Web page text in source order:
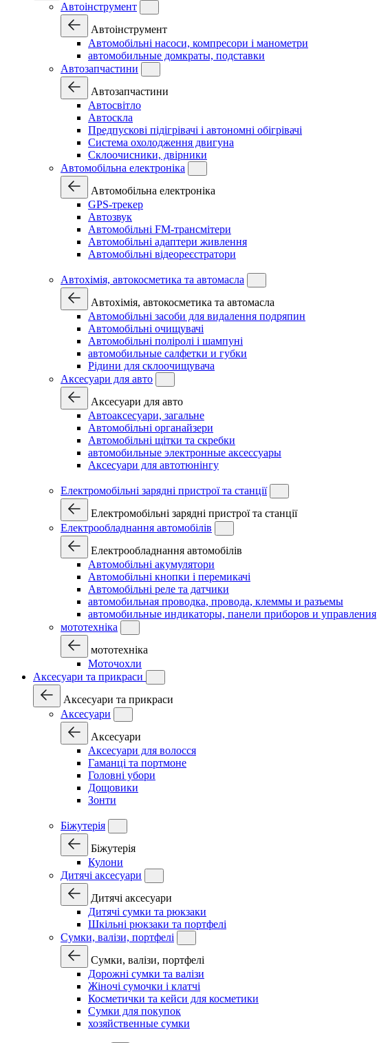
Автоінструмент
Автоінструмент
Автомобільні насоси, компресори і манометри
автомобильные домкраты, подставки
Автозапчастини
Автозапчастини
Автосвітло
Автоскла
Предпускові підігрівачі і автономні обігрівачі
Система охолодження двигуна
Склоочисники, двірники
Автомобільна електроніка
Автомобільна електроніка
GPS-трекер
Автозвук
Автомобільні FM-трансмітери
Автомобільні адаптери живлення
Автомобільні відеореєстратори
Автохімія, автокосметика та автомасла
Автохімія, автокосметика та автомасла
Автомобільні засоби для видалення подряпин
Автомобільні очищувачі
Автомобільні поліролі і шампуні
автомобильные салфетки и губки
Рідини для склоочищувача
Аксесуари для авто
Аксесуари для авто
Автоаксесуари, загальне
Автомобільні органайзери
Автомобільні щітки та скребки
автомобильные электронные аксессуары
Аксесуари для автотюнінгу
Електромобільні зарядні пристрої та станції
Електромобільні зарядні пристрої та станції
Електрообладнання автомобілів
Електрообладнання автомобілів
Автомобільні акумулятори
Автомобільні кнопки і перемикачі
Автомобільні реле та датчики
автомобильная проводка, провода, клеммы и разъемы
автомобильные индикаторы, панели приборов и управления
мототехніка
мототехніка
Моточохли
Аксесуари та прикраси
Аксесуари та прикраси
Аксесуари
Аксесуари
Аксесуари для волосся
Гаманці та портмоне
Головні убори
Дощовики
Зонти
Біжутерія
Біжутерія
Кулони
Дитячі аксесуари
Дитячі аксесуари
Дитячі сумки та рюкзаки
Шкільні рюкзаки та портфелі
Сумки, валізи, портфелі
Сумки, валізи, портфелі
Дорожні сумки та валізи
Жіночі сумочки і клатчі
Косметички та кейси для косметики
Сумки для покупок
хозяйственные сумки